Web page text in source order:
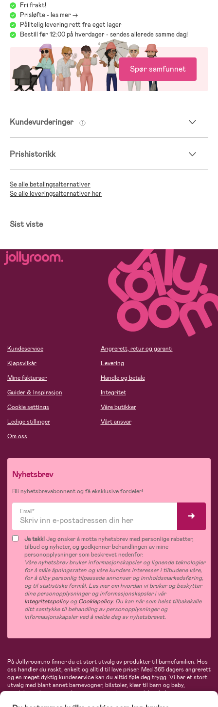
Fri frakt!
Prisløfte - les mer ->
Pålitelig levering rett fra eget lager
Bestill før 12:00 på hverdager - sendes allerede samme dag!
Spør samfunnet
Kundevurderinger
Prishistorikk
Se alle betalingsalternativer
Se alle leveringsalternativer her
Sist viste
Kundeservice
Kjøpsvilkår
Mine fakturaer
Guider & Inspirasjon
Cookie settings
Ledige stillinger
Om oss
Angrerett, retur og garanti
Levering
Handle og betale
Integritet
Våre butikker
Vårt ansvar
Nyhetsbrev
Bli nyhetsbrevabonnent og få eksklusive fordeler!
Email*
Ja takk!Jeg ønsker å motta nyhetsbrev med personlige rabatter,
tilbud og nyheter, og godkjenner behandlingen av mine
personopplysninger som beskrevet nedenfor.
Våre nyhetsbrev bruker informasjonskapsler og lignende teknologier
for å måle åpningsraten og våre kunders interesser i tilbudene våre,
for å tilby personlig tilpassede annonser og innholdsmarkedsføring,
og til statistiske formål. Les mer om hvordan vi bruker og beskytter
dine personopplysninger og informasjonskapsler i vår
IntegritetspolicyogCookiepolicy. Du kan når som helst tilbakekalle
ditt samtykke til behandling av personopplysninger og
informasjonskapsler ved å melde deg av nyhetsbrevet.
På Jollyroom.no finner du et stort utvalg av produkter til barnefamilien. Hos
oss handler du raskt, enkelt og alltid til lave priser. Med 365 dagers angrerett
og en meget dyktig kundeservice kan du alltid føle deg trygg. Vi har et stort
utvalg med blant annet barnevogner, bilstoler, klær til barn og baby,
produkter til mor, mengder av inspirerende interiør, leker, babyustyr og mye